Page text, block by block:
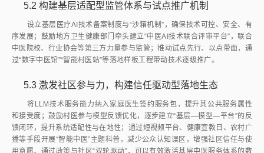
5.2 构建基层适配型监管体系与试点推广机制
设立基层医疗AI技术备案制度与“沙箱机制”，确保技术可控、安全、有
序发展；鼓励地方卫生健康部门牵头建立“中医AI技术联合评审平台”，联合
中医院校、行业协会等第三方力量参与监管；推动试点先行、以点带面，通
过“数字中医馆”“智能村医站”等落地样板工程带动技术逐级推广。
5.3 激发社区参与力，构建信任驱动型落地生态
将LLM技术服务能力纳入家庭医生签约服务包，提升其公共服务属性
和接受度；鼓励村医参与模型反馈优化，逐步建立“基层—模型—平台”的反
馈闭环，提升系统适配性与在地性；通过短视频平台、健康宣教日、农村广
播等手段开展“智能中医”主题科普，减少公众认知误区，增强社区信任与使
用意愿。通过政策与社区“双轮驱动”，可以有效激活基层中医服务体系的数